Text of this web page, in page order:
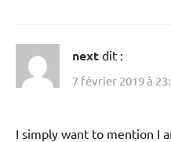
next dit :
7 février 2019 à
I simply want to mention I